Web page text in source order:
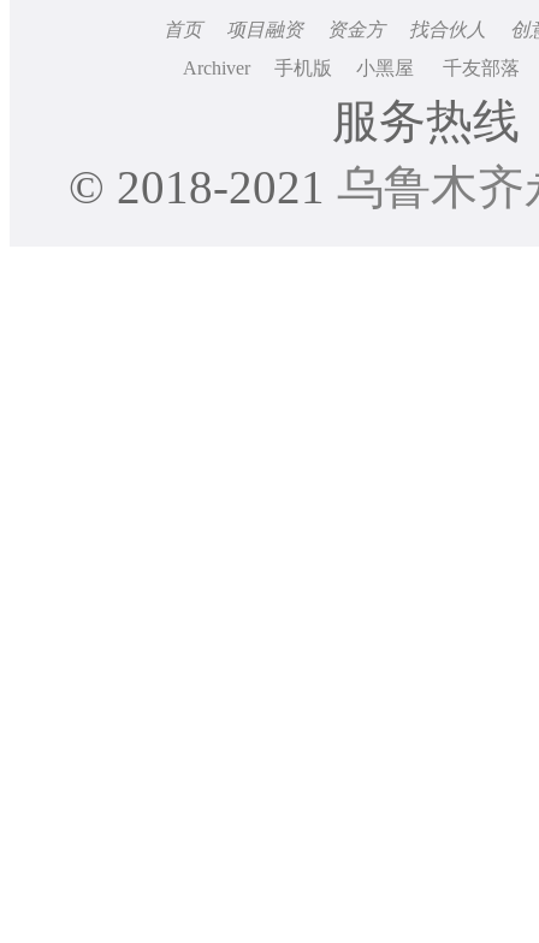
首页 项目融资 资金方 找合伙人
创
Archiver
手机版 小黑屋 千友部落
服务热线
© 2018-2021 乌鲁木齐